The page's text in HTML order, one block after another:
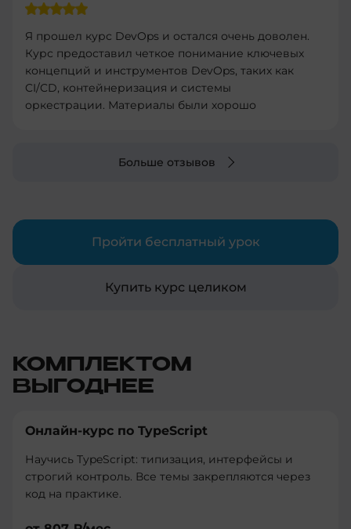
Я прошел курс DevOps и остался очень доволен.
Курс предоставил четкое понимание ключевых
концепций и инструментов DevOps, таких как
CI/CD, контейнеризация и системы
оркестрации. Материалы были хорошо
помогли закрепить теорию. Рекомендую этот
Больше отзывов
Пройти бесплатный урок
Купить курс целиком
КОМПЛЕКТОМ
ВЫГОДНЕЕ
Онлайн-курс по TypeScript
Научись TypeScript: типизация, интерфейсы и
строгий контроль. Все темы закрепляются через
код на практике.